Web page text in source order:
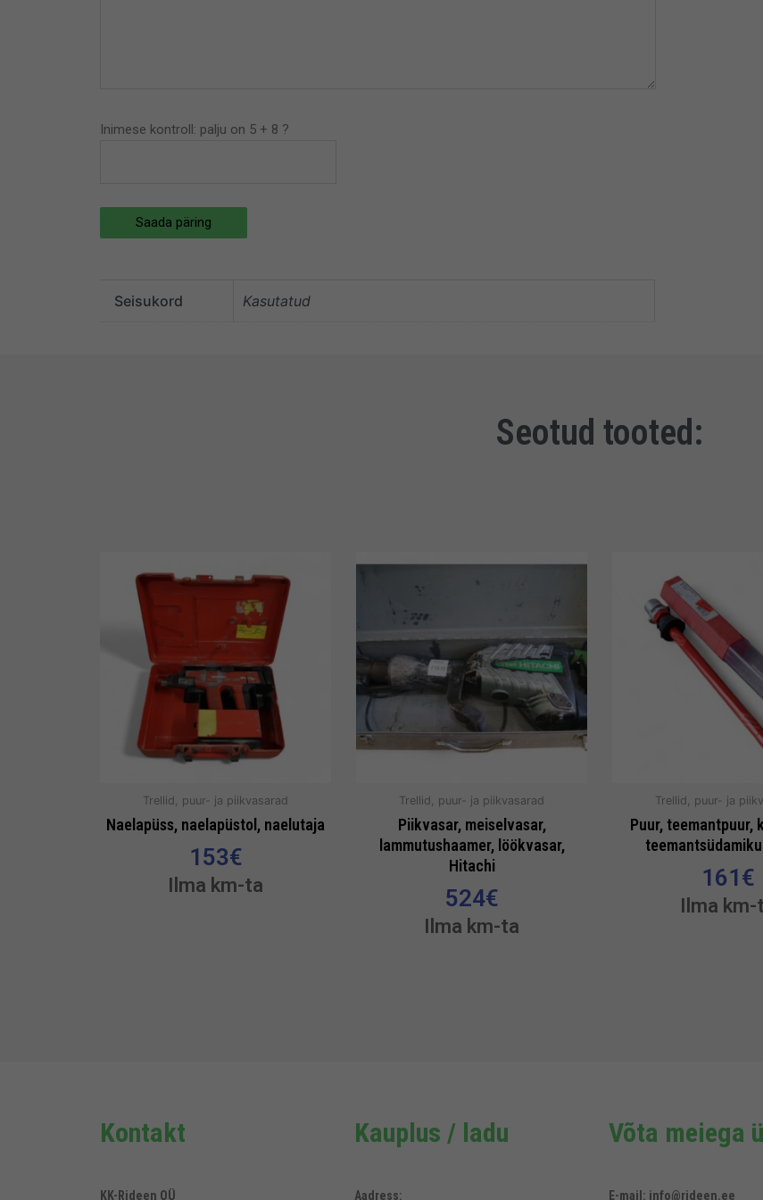
Inimese kontroll: palju on 5 + 8 ?
Saada päring
Seisukord Kasutatud
Seotud tooted:
Trellid, puur- ja piikvasarad
Naelapüss, naelapüstol, naelutaja
153€
Ilma km-ta
Trellid, puur- ja piikvasarad
Piikvasar, meiselvasar,
lammutushaamer, löökvasar,
Hitachi
524€
Ilma km-ta
Trellid, puur- ja
Puur, teemantpuur,
161€
Ilma km-
Kontakt
KK-Rideen OÜ
Kauplus / ladu
Aadress:
Võta meiega
E-mail: info@rideen.ee